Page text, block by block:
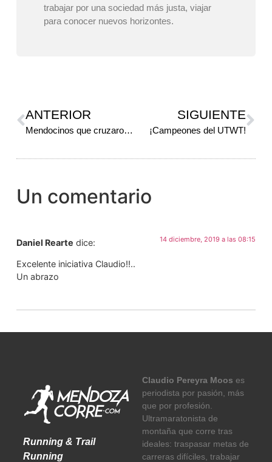
trabajar por una sociedad más justa, viajar
para conocer nuevos horizontes.
ANTERIOR
Mendocinos que cruzaron Los Andes
SIGUIENTE
¡Campeones del UTWT!
Un comentario
Daniel Rearte dice: 14 diciembre, 2019 a las 08:15
Excelente iniciativa Claudio!!..
Un abrazo
Running & Trail
Running
Claudio Pereyra Moos es
periodista por pasión, más
que por profesión.
Ultramaratonista de
montaña que corre tras
ideales: traspasar metas de
carreras difíciles, trabajar